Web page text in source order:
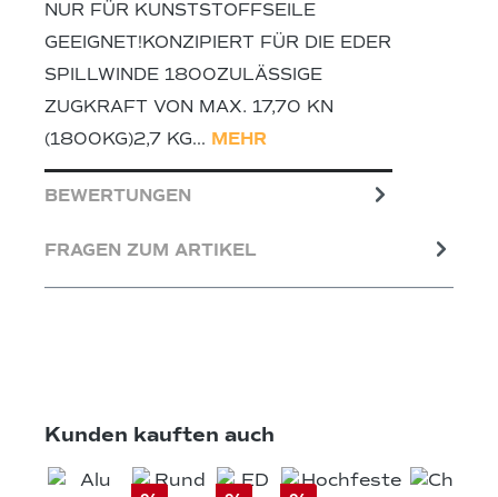
NUR FÜR KUNSTSTOFFSEILE
GEEIGNET!KONZIPIERT FÜR DIE EDER
SPILLWINDE 1800ZULÄSSIGE
ZUGKRAFT VON MAX. 17,70 KN
(1800KG)2,7 KG… MEHR
BEWERTUNGEN
FRAGEN ZUM ARTIKEL
Produktgalerie überspringen
Kunden kauften auch